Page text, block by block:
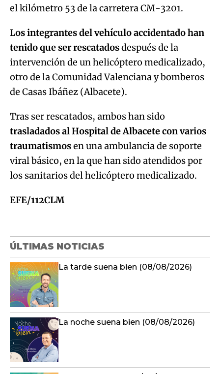
el kilómetro 53 de la carretera CM-3201.
Los integrantes del vehículo accidentado han
tenido que ser rescatadosdespués de la
intervención de un helicóptero medicalizado,
otro de la Comunidad Valenciana y bomberos
de Casas Ibáñez (Albacete).
Tras ser rescatados, ambos han sido
trasladados al Hospital de Albacete con varios
traumatismosen una ambulancia de soporte
viral básico, en la que han sido atendidos por
los sanitarios del helicóptero medicalizado.
EFE/112CLM
ÚLTIMAS NOTICIAS
La tarde suena bien (08/08/2026)
La noche suena bien (08/08/2026)